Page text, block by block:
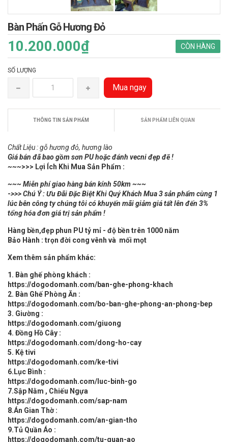
Bàn Phấn Gỗ Hương Đỏ
CÒN HÀNG
10.200.000₫
SỐ LƯỢNG
Mua ngay
THÔNG TIN SẢN PHẨM SẢN PHẨM LIÊN QUAN
Chất Liệu : gỗ hương đỏ, hương lào
Giá bán đã bao gồm sơn PU hoặc đánh vecni đẹp đẽ !
~~~>>> Lợi Ích Khi Mua Sản Phẩm :
~~~ Miễn phí giao hàng bán kính 50km ~~~
->>> Chú Ý : Ưu Đãi Đặc Biệt Khi Quý Khách Mua 3 sản phẩm cùng 1
lúc bên công ty chúng tôi có khuyến mãi giảm giá tất lên đến 3%
tổng hóa đơn giá trị sản phẩm !
Hàng bền,đẹp phun PU tỷ mỉ - độ bền trên 1000 năm
Bảo Hành : trọn đời cong vênh và mối mọt
Xem thêm sản phẩm khác:
1. Bàn ghế phòng khách :
https://dogodomanh.com/ban-ghe-phong-khach
2. Bàn Ghế Phòng Ăn :
https://dogodomanh.com/bo-ban-ghe-phong-an-phong-bep
3. Giường :
https://dogodomanh.com/giuong
4. Đồng Hồ Cây :
https://dogodomanh.com/dong-ho-cay
5. Kệ tivi
https://dogodomanh.com/ke-tivi
6.Lục Bình :
https://dogodomanh.com/luc-binh-go
7.Sập Nằm , Chiếu Ngựa
https://dogodomanh.com/sap-nam
8.Án Gian Thờ :
https://dogodomanh.com/an-gian-tho
9.Tủ Quần Áo :
https://dogodomanh.com/tu-quan-ao